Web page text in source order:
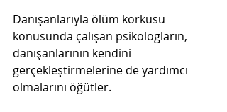
Danışanlarıyla ölüm korkusu
konusunda çalışan psikologların,
danışanlarının kendini
gerçekleştirmelerine de yardımcı
olmalarını öğütler.